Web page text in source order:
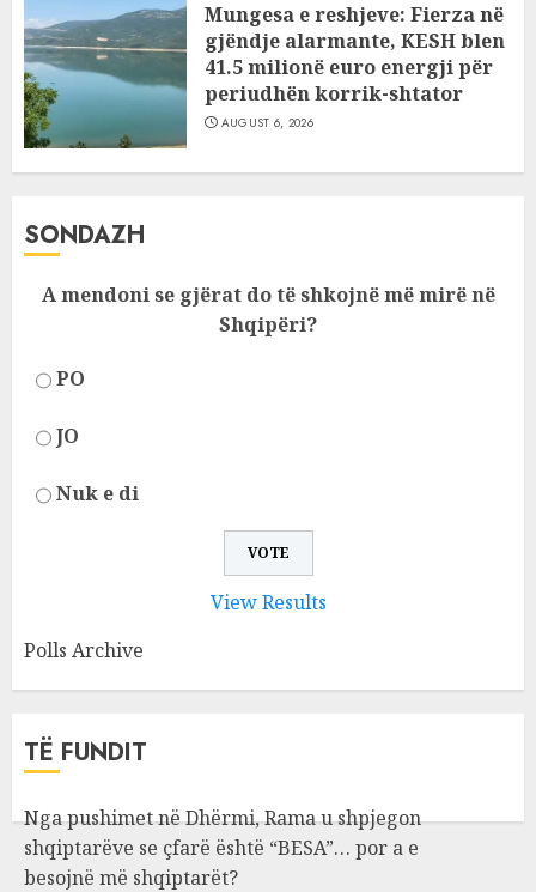
Mungesa e reshjeve: Fierza në
gjëndje alarmante, KESH blen
41.5 milionë euro energji për
periudhën korrik-shtator
AUGUST 6, 2026
SONDAZH
A mendoni se gjërat do të shkojnë më mirë në
Shqipëri?
PO
JO
Nuk e di
View Results
Polls Archive
TË FUNDIT
Nga pushimet në Dhërmi, Rama u shpjegon
shqiptarëve se çfarë është “BESA”… por a e
besojnë më shqiptarët?